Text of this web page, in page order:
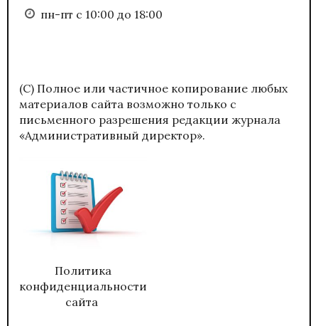
пн-пт с 10:00 до 18:00
(С) Полное или частичное копирование любых
материалов сайта возможно только с
письменного разрешения редакции журнала
«Административный директор».
Политика
конфиденциальности
сайта